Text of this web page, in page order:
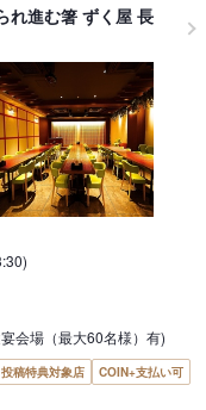
れ進む箸 ずく屋 長
会場（最大60名様）有)
稿特典対象店
COIN+支払い可